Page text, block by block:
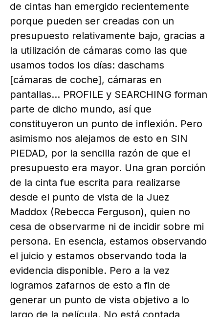
de cintas han emergido recientemente
porque pueden ser creadas con un
presupuesto relativamente bajo, gracias a
la utilización de cámaras como las que
usamos todos los días: daschams
[cámaras de coche], cámaras en
pantallas… PROFILE y SEARCHING forman
parte de dicho mundo, así que
constituyeron un punto de inflexión. Pero
asimismo nos alejamos de esto en SIN
PIEDAD, por la sencilla razón de que el
presupuesto era mayor. Una gran porción
de la cinta fue escrita para realizarse
desde el punto de vista de la Juez
Maddox (Rebecca Ferguson), quien no
cesa de observarme ni de incidir sobre mi
persona. En esencia, estamos observando
el juicio y estamos observando toda la
evidencia disponible. Pero a la vez
logramos zafarnos de esto a fin de
generar un punto de vista objetivo a lo
largo de la película. No está contada